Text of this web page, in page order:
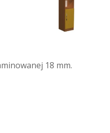
18 mm.